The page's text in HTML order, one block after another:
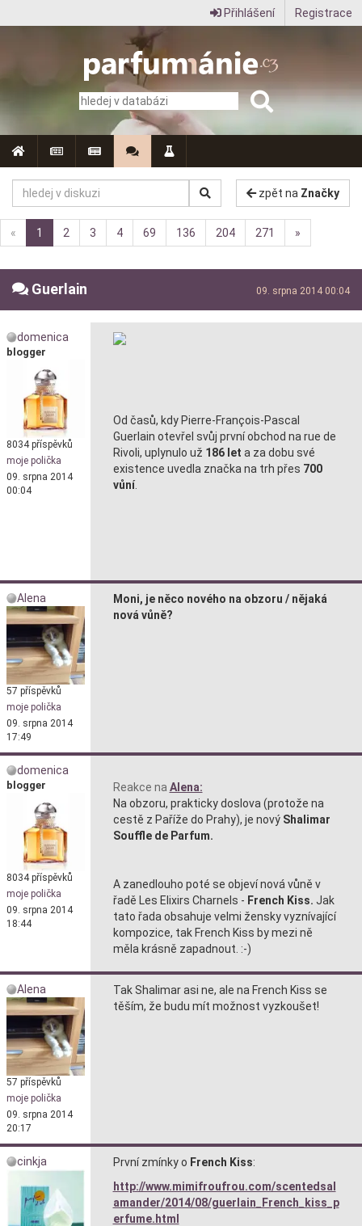
Přihlášení Registrace
Parfumanie.cz
–
vše
o
vůních,
parfémech
a
aromaterapii
zpět na Značky
« 1 2 3 4 69 136 204 271 »
Guerlain 09. srpna 2014 00:04
domenica
blogger
8034 příspěvků
moje polička
09. srpna 2014
00:04
Od časů, kdy Pierre-François-Pascal
Guerlain otevřel svůj první obchod na rue de
Rivoli, uplynulo už 186 let a za dobu své
existence uvedla značka na trh přes 700
vůní.
Alena
57 příspěvků
moje polička
09. srpna 2014
17:49
Moni, je něco nového na obzoru / nějaká
nová vůně?
domenica
blogger
8034 příspěvků
moje polička
09. srpna 2014
18:44
Reakce na Alena:
Na obzoru, prakticky doslova (protože na
cestě z Paříže do Prahy), je nový Shalimar
Souffle de Parfum.
A zanedlouho poté se objeví nová vůně v
řadě Les Elixirs Charnels - French Kiss. Jak
tato řada obsahuje velmi žensky vyznívající
kompozice, tak French Kiss by mezi ně
měla krásně zapadnout. :-)
Alena
57 příspěvků
moje polička
09. srpna 2014
20:17
Tak Shalimar asi ne, ale na French Kiss se
těším, že budu mít možnost vyzkoušet!
cinkja První zmínky o French Kiss:
http://www.mimifroufrou.com/scentedsal
amander/2014/08/guerlain_French_kiss_p
erfume.html